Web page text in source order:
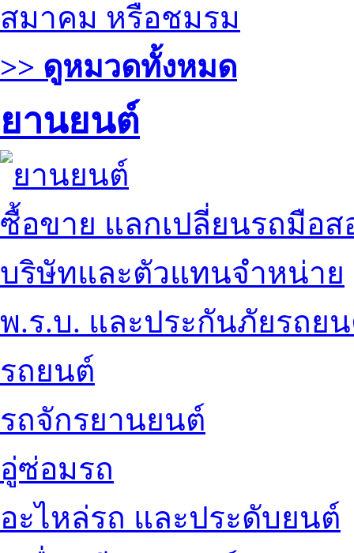
สมาคม หรือชมรม
>> ดูหมวดทั้งหมด
ยานยนต์
ซื้อขาย แลกเปลี่ยนรถมือส
บริษัทและตัวแทนจำหน่าย
พ.ร.บ. และประกันภัยรถย
รถยนต์
รถจักรยานยนต์
อู่ซ่อมรถ
อะไหล่รถ และประดับยนต์